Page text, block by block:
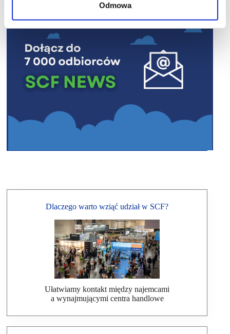
Odmowa
Dlaczego warto wziąć udział w SCF?
Ułatwiamy kontakt między najemcami
a wynajmującymi centra handlowe